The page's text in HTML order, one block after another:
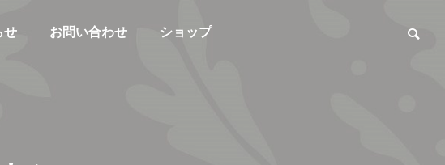
せ お問い合わせ ショップ